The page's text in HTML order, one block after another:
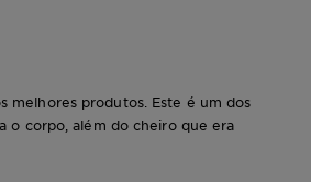
melhores produtos. Este é um dos
o corpo, além do cheiro que era